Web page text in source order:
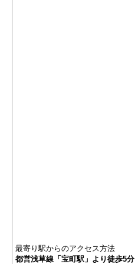
最寄り駅からのアクセス方法
都営浅草線「宝町駅」より徒歩5分